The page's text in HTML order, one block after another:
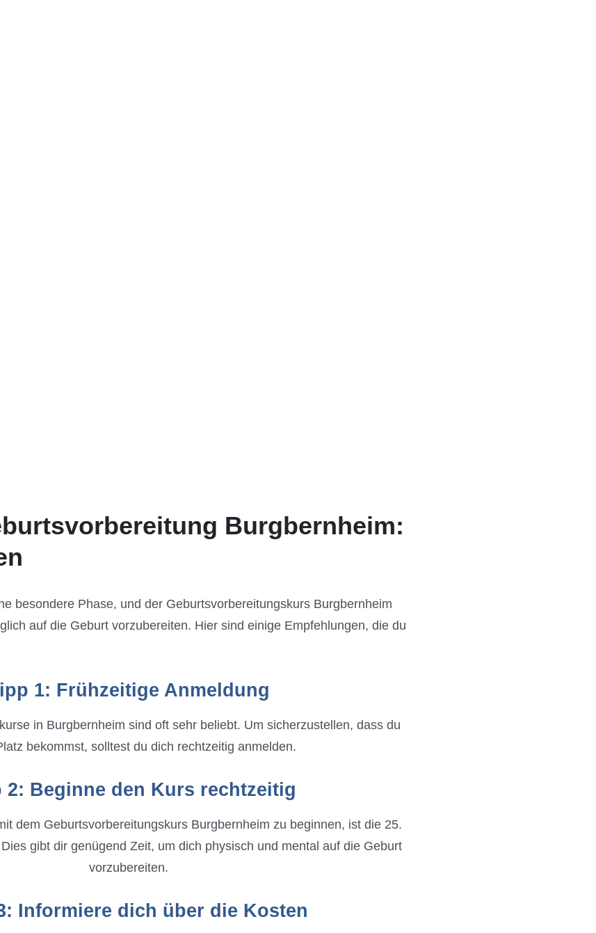
Burgbernheim:
besondere Phase, und der Geburtsvorbereitungskurs Burgbernheim
auf die Geburt vorzubereiten. Hier sind einige Empfehlungen, die du
1: Frühzeitige Anmeldung
in Burgbernheim sind oft sehr beliebt. Um sicherzustellen, dass du
bekommst, solltest du dich rechtzeitig anmelden.
2: Beginne den Kurs rechtzeitig
dem Geburtsvorbereitungskurs Burgbernheim zu beginnen, ist die 25.
gibt dir genügend Zeit, um dich physisch und mental auf die Geburt
vorzubereiten.
Informiere dich über die Kosten